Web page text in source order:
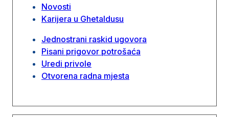
Novosti
Karijera u Ghetaldusu
Jednostrani raskid ugovora
Pisani prigovor potrošaća
Uredi privole
Otvorena radna mjesta